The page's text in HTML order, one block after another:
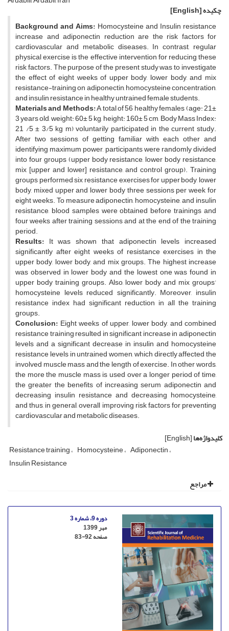
چکیده[English]
Background and Aims: Homocysteine and Insulin resistance
increase and adiponectin reduction are the risk factors for
cardiovascular and metabolic diseases. In contrast, regular
physical exercise is the effective intervention for reducing these
risk factors. The purpose of the present study was to investigate
the effect of eight weeks of upper body, lower body, and mix
resistance-training on adiponectin, homocysteine concentration,
and insulin resistance in healthy untrained female students.
Materials and Methods:A total of 56 healthy females (age: 21±
3 years old, weight: 60± 5 kg, height: 160± 5 cm, Body Mass Index:
21 /5 ± 3/5 kg m) voluntarily participated in the current study.
After two sessions of getting familiar with each other and
identifying maximum power, participants were randomly divided
into four groups (upper body resistance, lower body resistance,
mix [upper and lower] resistance, and control group). Training
groups performed six resistance exercises for upper body, lower
body, mixed upper and lower body three sessions per week for
eight weeks. To measure adiponectin, homocysteine, and insulin
resistance, blood samples were obtained before trainings and
four weeks after training sessions and at the end of the training
period.
Results: It was shown that adiponectin levels increased
significantly after eight weeks of resistance exercises in the
upper body, lower body, and mix groups. The highest increase
was observed in lower body and the lowest one was found in
upper body training groups. Also, lower body and mix groups’
homocysteine levels reduced significantly. Moreover, insulin
resistance index had significant reduction in all the training
groups.
Conclusion: Eight weeks of upper, lower body, and combined
resistance training resulted in significant increase in adiponectin
levels and a significant decrease in insulin and homocysteine
resistance levels in untrained women, which directly affected the
involved muscle mass and the length of exercise. In other words,
the more the muscle mass is used over a longer period of time,
the greater the benefits of increasing serum adiponectin and
decreasing insulin resistance and decreasing homocysteine,
and thus, in general, overall improving risk factors for preventing
cardiovascular and metabolic diseases.
کلیدواژه‌ها[English]
Resistance training Homocysteine Adiponectin
Insulin Resistance
مراجع
دوره 9، شماره 3
مهر 1399
صفحه83-92